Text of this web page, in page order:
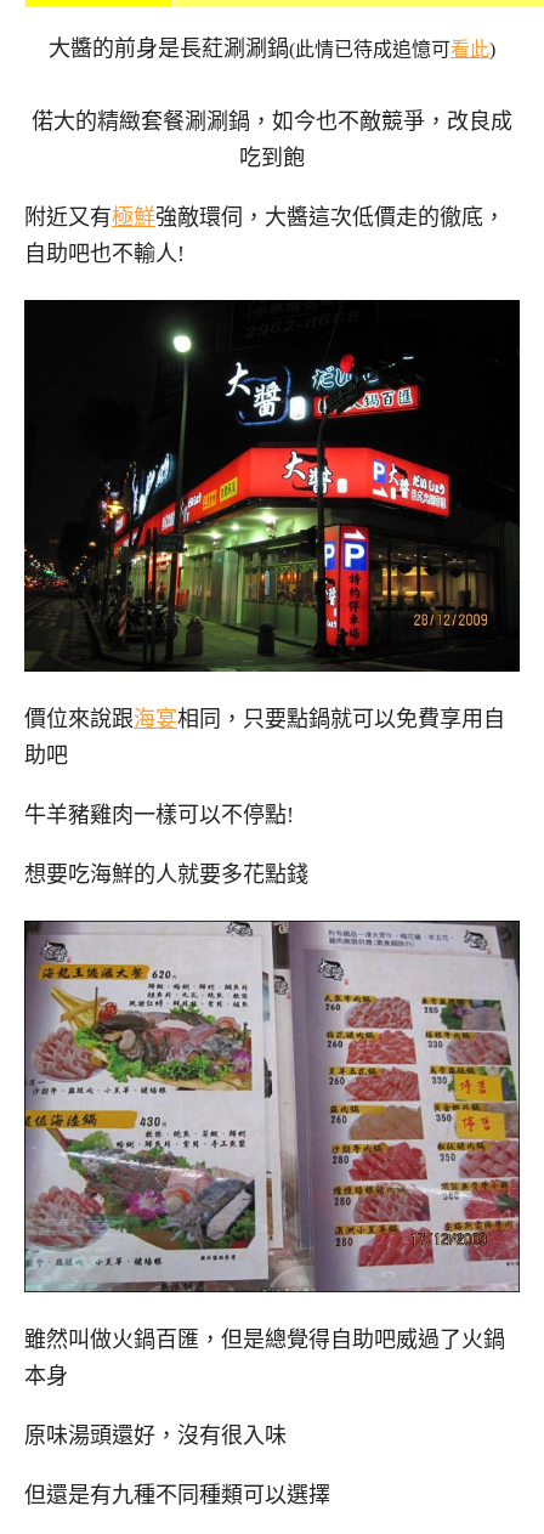
大醬的前身是長葒涮涮鍋(此情已待成追憶可看此)
偌大的精緻套餐涮涮鍋，如今也不敵競爭，改良成
吃到飽
附近又有極鮮強敵環伺，大醬這次低價走的徹底，
自助吧也不輸人!
價位來說跟海宴相同，只要點鍋就可以免費享用自
助吧
牛羊豬雞肉一樣可以不停點!
想要吃海鮮的人就要多花點錢
雖然叫做火鍋百匯，但是總覺得自助吧威過了火鍋
本身
原味湯頭還好，沒有很入味
但還是有九種不同種類可以選擇